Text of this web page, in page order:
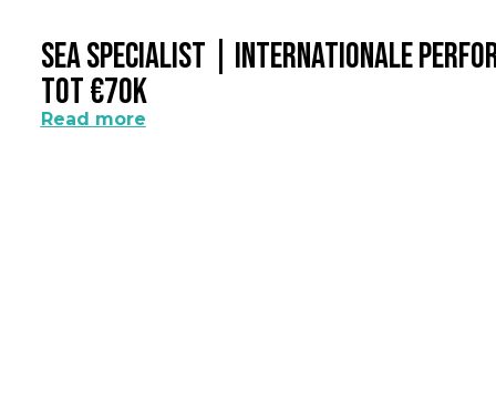
SEA Specialist | Internationale
Tot €70k
Read more